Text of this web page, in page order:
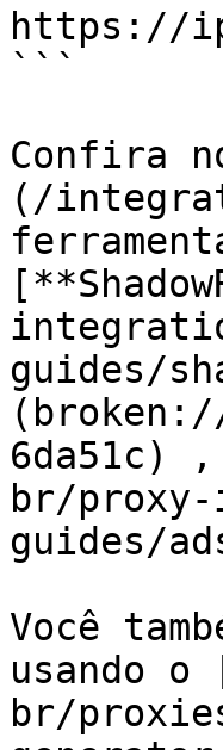
https://
```
Confira
(/
guides/
(broken://
6da51c)
br/
guides/
Você
usando
br/